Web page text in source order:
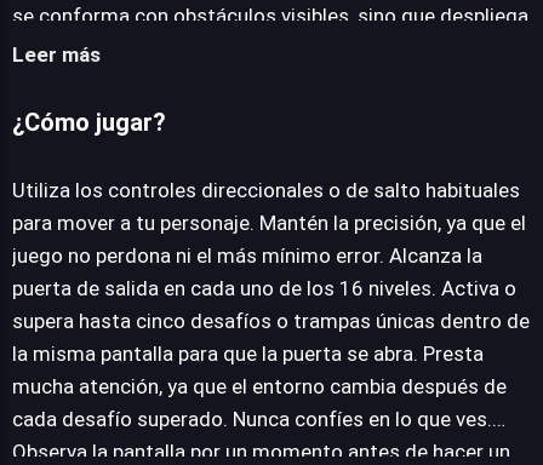
se conforma con obstáculos visibles, sino que despliega
trampas invisibles, suelos que desaparecen, muros que
transforman cada salto en una decisión crítica. La
capacidad para obligar al jugador a pensar de forma no
convencional. No basta con reflejos; la memoria se
convierte en un lastre, ya que los entornos son
dinámicos y cambian constantemente, especialmente
después de activar alguno de los hasta cinco retos
ocultos en cada nivel que son necesarios para
desbloquear la salida. Esta naturaleza impredecible
garantiza que cada intento sea una lección y que la
satisfacción de superar un nivel resulte inmensa, al
Leer más
¿Cómo jugar?
Utiliza los controles direccionales o de salto habituales
para mover a tu personaje. Mantén la precisión, ya que el
juego no perdona ni el más mínimo error. Alcanza la
puerta de salida en cada uno de los 16 niveles. Activa o
supera hasta cinco desafíos o trampas únicas dentro de
la misma pantalla para que la puerta se abra. Presta
mucha atención, ya que el entorno cambia después de
cada desafío superado. Nunca confíes en lo que ves.
Observa la pantalla por un momento antes de hacer un